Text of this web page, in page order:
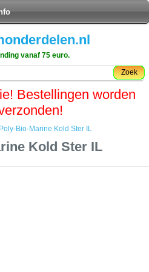
vanaf 75 euro.
Zoek
Bestellingen worden
Poly-Bio-Marine Kold Ster IL
Kold Ster IL